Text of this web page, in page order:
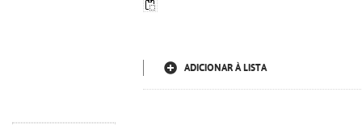
ADICIONAR À LISTA